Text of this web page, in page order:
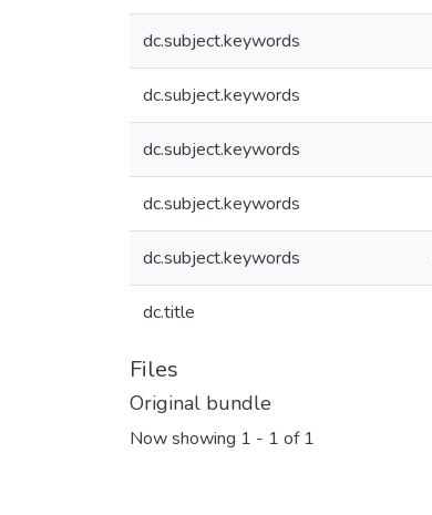
dc.subject.keywords
dc.subject.keywords
dc.subject.keywords
dc.subject.keywords
dc.subject.keywords
dc.title
Files
Original bundle
Now showing 1 - 1 of 1